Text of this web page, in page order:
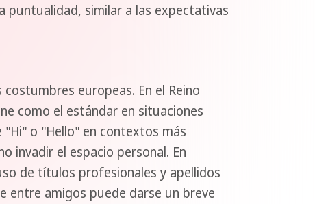
puntualidad, similar a las expectativas
europeas. En el Reino
como el estándar en situaciones
o "Hello" en contextos más
invadir el espacio personal. En
de títulos profesionales y apellidos
entre amigos puede darse un breve